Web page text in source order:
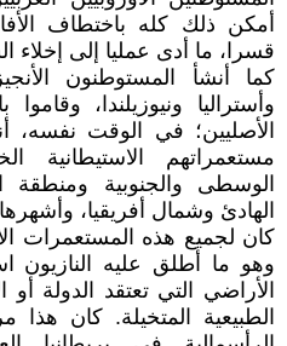
أمكن ذلك كله باختطاف
قسرا، ما أدى عمليا إلى إخلاء
كما أنشأ المستوطنون
وأستراليا ونيوزيلندا،
الأصليين؛ في الوقت نفسه،
مستعمراتهم الاستيطانية
الوسطى والجنوبية ومنطقة
الهادئ وشمال أفريقيا،
كان لجميع هذه المستعمرات
وهو ما أطلق عليه النازيون
الأراضي التي تعتقد الدولة أو
الطبيعية المتخيلة. كان هذا